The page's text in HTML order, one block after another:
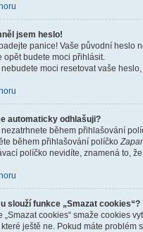
jsem heslo!
panice! Vaše původní heslo
opět budete moci přihlásit.
moci resetovat vaše
automaticky odhlašuji?
nezatrhnete během přihlašování
během přihlašování políčko
políčko nevidíte, znamená to,
slouží funkce „Smazat cookies“?
„Smazat cookies“ smaže cookies
ještě ne. Pokud máte problém